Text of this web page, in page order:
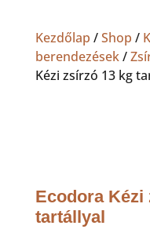
Kezdőlap /Shop /
berendezések/
Kézi zsírzó 13 kg
Ecodora Kézi
tartállyal